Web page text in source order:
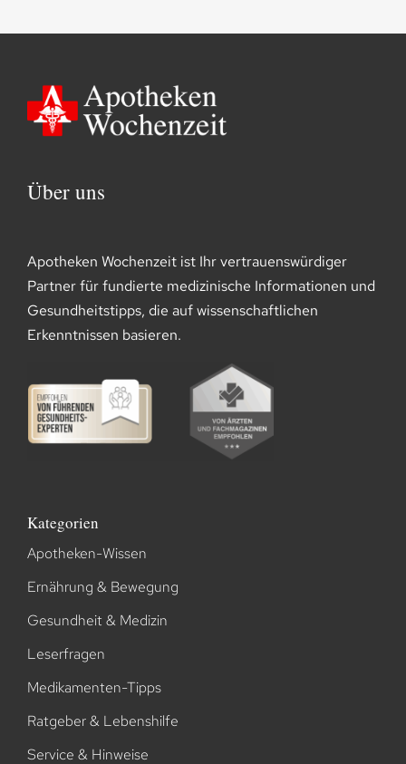
Über uns
Apotheken Wochenzeit ist Ihr vertrauenswürdiger
Partner für fundierte medizinische Informationen und
Gesundheitstipps, die auf wissenschaftlichen
Erkenntnissen basieren.
Kategorien
Apotheken-Wissen
Ernährung & Bewegung
Gesundheit & Medizin
Leserfragen
Medikamenten-Tipps
Ratgeber & Lebenshilfe
Service & Hinweise